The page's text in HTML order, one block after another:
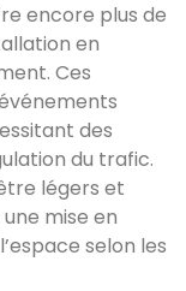
encore plus de
en
Ces
des
du trafic.
légers et
mise en
selon les